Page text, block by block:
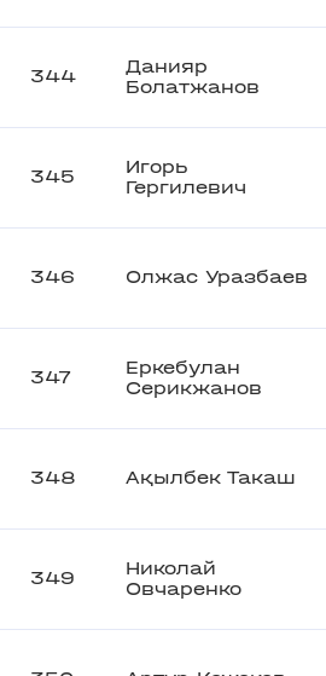
344
Данияр
Болатжанов
345
Игорь
Гергилевич
346 Олжас Уразбаев
347
Еркебулан
Серикжанов
348 Ақылбек Такаш
349
Николай
Овчаренко